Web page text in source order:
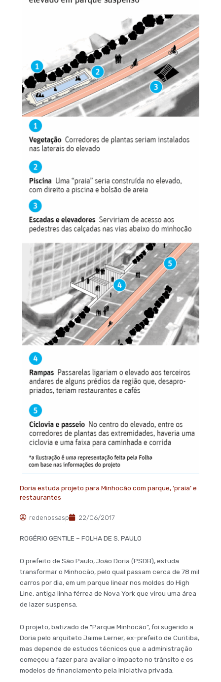
Doria estuda projeto para Minhocão com parque, ‘praia’ e
restaurantes
redenossasp 22/06/2017
ROGÉRIO GENTILE – FOLHA DE S. PAULO
O prefeito de São Paulo, João Doria (PSDB), estuda
transformar o Minhocão, pelo qual passam cerca de 78 mil
carros por dia, em um parque linear nos moldes do High
Line, antiga linha férrea de Nova York que virou uma área
de lazer suspensa.
O projeto, batizado de "Parque Minhocão", foi sugerido a
Doria pelo arquiteto Jaime Lerner, ex-prefeito de Curitiba,
mas depende de estudos técnicos que a administração
começou a fazer para avaliar o impacto no trânsito e os
modelos de financiamento pela iniciativa privada.